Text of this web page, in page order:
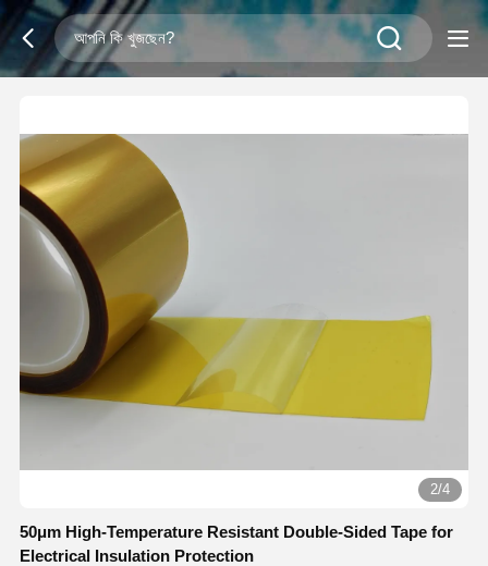
2/4
50μm High‑Temperature Resistant Double‑Sided Tape for
Electrical Insulation Protection